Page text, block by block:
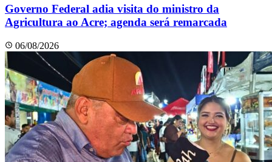
Governo Federal adia visita do ministro da
Agricultura ao Acre; agenda será remarcada
06/08/2026